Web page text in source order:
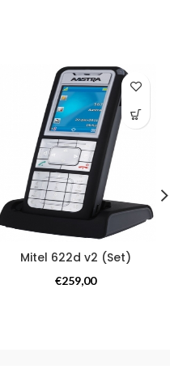
Mitel 622d v2 (Set)
Overige producten
€259,00